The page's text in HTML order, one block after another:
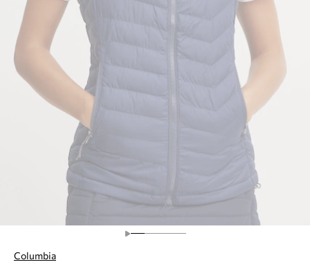
Columbia